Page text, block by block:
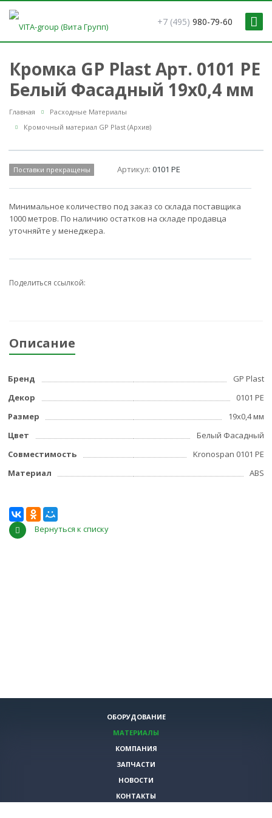
+7 (495) 980-79-60
Кромка GP Plast Арт. 0101 PE
Белый Фасадный 19x0,4 мм
Главная
Расходные Материалы
Кромочный материал GP Plast (Архив)
Поставки прекращены Артикул:0101 PE
Минимальное количество под заказ со склада поставщика
1000 метров. По наличию остатков на складе продавца
уточняйте у менеджера.
Поделиться ссылкой:
Описание
Бренд
GP Plast
Декор
0101 PE
Размер
19x0,4 мм
Цвет
Белый Фасадный
Совместимость
Kronospan 0101 PE
Материал
ABS
Вернуться к списку
ОБОРУДОВАНИЕ
МАТЕРИАЛЫ
КОМПАНИЯ
ЗАПЧАСТИ
НОВОСТИ
КОНТАКТЫ